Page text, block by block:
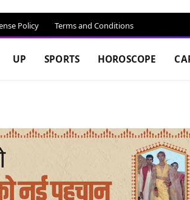
Policy Terms and Conditions
UP SPORTS HOROSCOPE